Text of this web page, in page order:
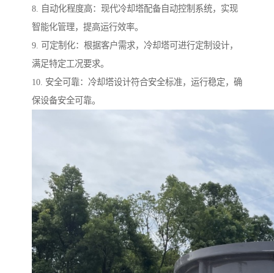
8. 自动化程度高：现代冷却塔配备自动控制系统，实现
智能化管理，提高运行效率。
9. 可定制化：根据客户需求，冷却塔可进行定制设计，
满足特定工况要求。
10. 安全可靠：冷却塔设计符合安全标准，运行稳定，确
保设备安全可靠。